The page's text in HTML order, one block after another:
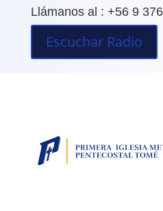
Llámanos al : +56 9
Escuchar Radio